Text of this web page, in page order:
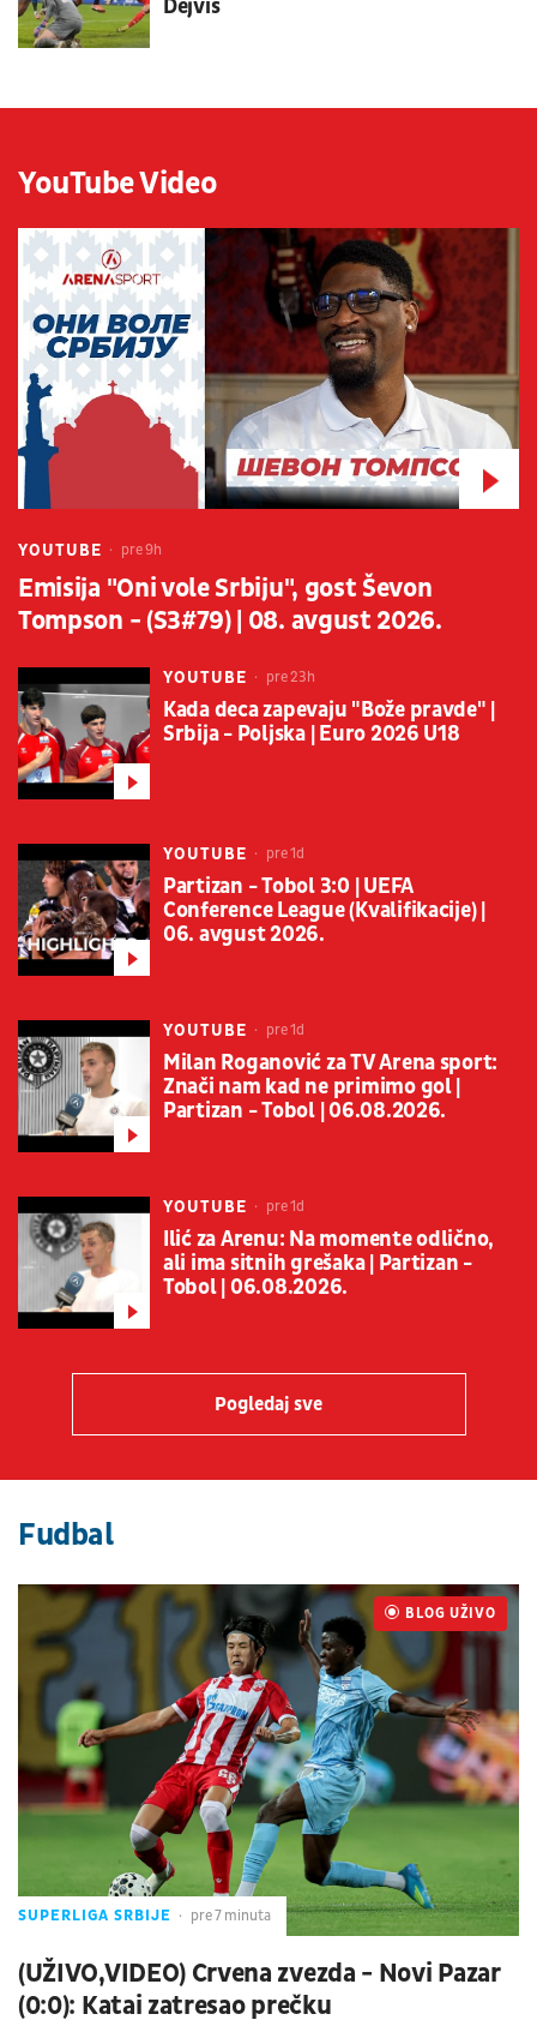
Dejvis
YouTube Video
YOUTUBE pre 9h
Emisija "Oni vole Srbiju", gost Ševon
Tompson - (S3#79) | 08. avgust 2026.
YOUTUBE pre 23h
Kada deca zapevaju "Bože pravde" |
Srbija - Poljska | Euro 2026 U18
YOUTUBE pre 1d
Partizan - Tobol 3:0 | UEFA
Conference League (Kvalifikacije) |
06. avgust 2026.
YOUTUBE pre 1d
Milan Roganović za TV Arena sport:
Znači nam kad ne primimo gol |
Partizan - Tobol | 06.08.2026.
YOUTUBE pre 1d
Ilić za Arenu: Na momente odlično,
ali ima sitnih grešaka | Partizan -
Tobol | 06.08.2026.
Pogledaj sve
Fudbal
SUPERLIGA SRBIJE pre 7 minuta
(UŽIVO,VIDEO) Crvena zvezda - Novi Pazar
(0:0): Katai zatresao prečku
UŽIVO
BLOG UŽIVO